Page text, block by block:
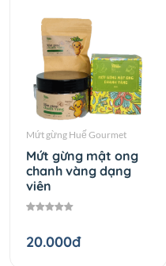
Mứt gừng Huế Gourmet
Mứt gừng mật ong
chanh vàng dạng
viên
20.000đ